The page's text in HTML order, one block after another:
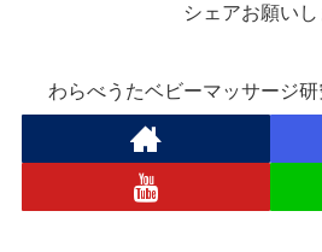
シェアお願いし
わらべうたベビーマッサージ